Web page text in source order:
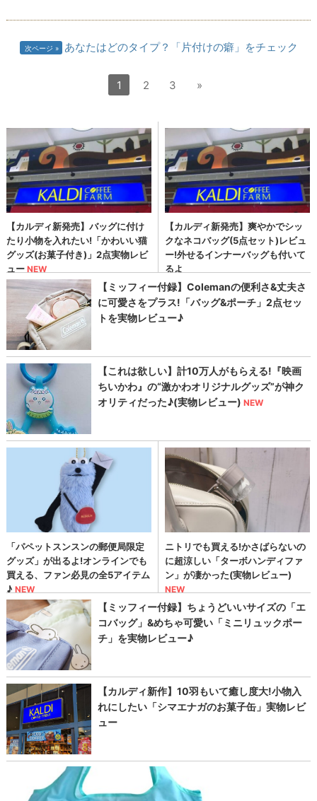
次ページ あなたはどのタイプ？「片付けの癖」をチェック
1 2 3 »